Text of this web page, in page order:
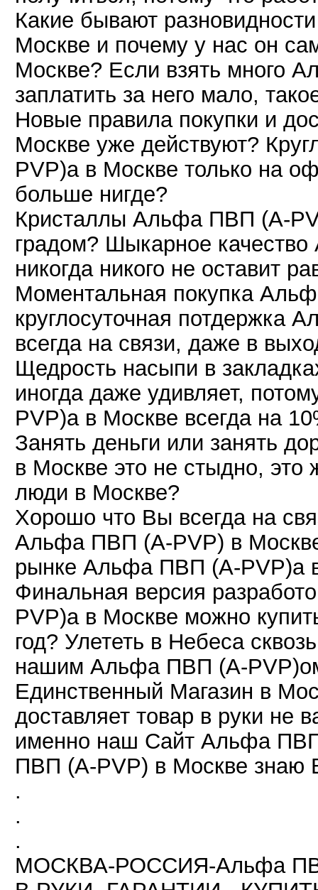
Какие бывают
Москве и почему у нас он
Москве? Если взять много
заплатить за него мало,
Новые правила покупки и
Москве уже действуют?
PVP)а в Москве только на
больше нигде?
Кристаллы Альфа ПВП (A-
градом? Шыкарное
никогда никого не оставит
Моментальная покупка
круглосуточная потдержка
всегда на связи, даже в
Щедрость насыпи в
иногда даже удивляет,
PVP)а в Москве всегда на
Занять деньги или занять
в Москве это не стыдно, это
люди в Москве?
Хорошо что Вы всегда на
Альфа ПВП (A-PVP) в
рынке Альфа ПВП (A-PVP)а
Финальная версия
PVP)а в Москве можно
год? Улететь в Небеса
нашим Альфа ПВП (A-
Единственный Магазин в
доставляет товар в руки не
именно наш Сайт Альфа
ПВП (A-PVP) в Москве знаю
.
.
.
МОСКВА-РОССИЯ-Альфа